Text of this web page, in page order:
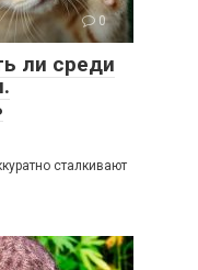
0
ли среди
сталкивают